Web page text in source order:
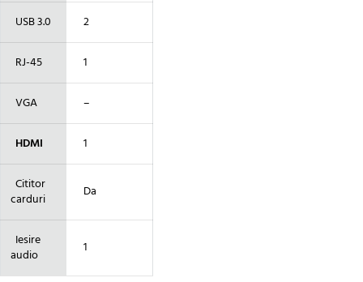
USB 3.0 2
RJ-45 1
VGA –
HDMI 1
Cititor
carduri
Da
Iesire
audio
1